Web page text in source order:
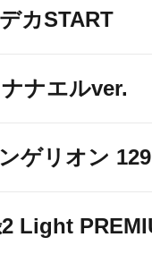
カSTART
ナエルver.
ゲリオン
Light